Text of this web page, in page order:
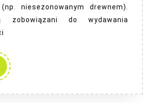
niesezonowanym drewnem).
zobowiązani do wydawania